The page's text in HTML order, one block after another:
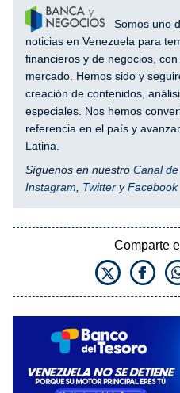
Somos uno
noticias en Venezuela para
financieros y de negocios,
mercado. Hemos sido y
creación de contenidos,
especiales. Nos hemos
referencia en el país y
Latina.
Síguenos en nuestro Canal
Instagram
Twitter yFacebook
Comparte